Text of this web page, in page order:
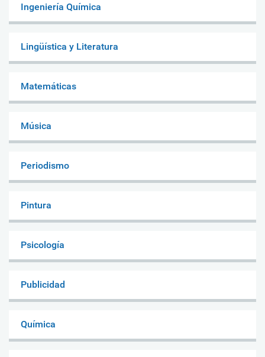
Ingeniería Química
Lingüística y Literatura
Matemáticas
Música
Periodismo
Pintura
Psicología
Publicidad
Química